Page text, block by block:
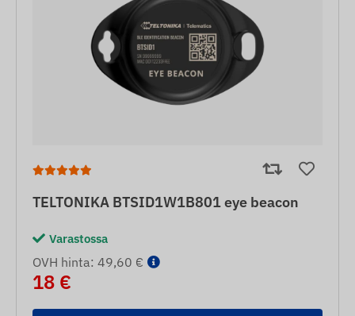
TELTONIKA BTSID1W1B801 eye beacon
Varastossa
OVH hinta: 49,60 €
18 €